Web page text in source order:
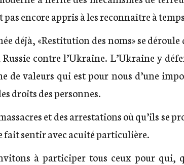
pas encore appris à les reconnaître à
déjà, «Restitution des noms» se
contre l’Ukraine. L’Ukraine y
de valeurs qui est pour nous d’une
droits des personnes.
et des arrestations où qu’ils se
fait sentir avec acuité particulière.
à participer tous ceux pour qui,